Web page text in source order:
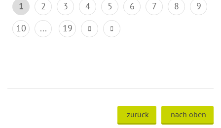
1 2 3 4 5 6 7 8
9
10
... 19
zurück nach oben